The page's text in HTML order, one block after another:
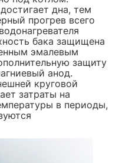
дна, тем
прогрев всего
бака защищена
эмалевым
защиту
анод.
круговой
затраты на
в периоды,